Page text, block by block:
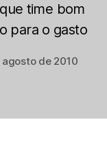
time bom
para o gasto
de 2010